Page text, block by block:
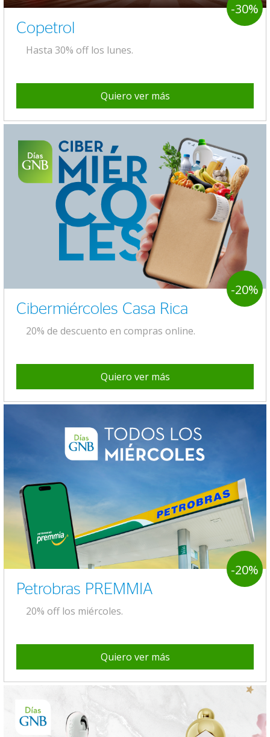
-30%
Copetrol
Hasta 30% off los lunes.
Quiero ver más
-20%
Cibermiércoles Casa Rica
20% de descuento en compras online.
Quiero ver más
-20%
Petrobras PREMMIA
20% off los miércoles.
Quiero ver más